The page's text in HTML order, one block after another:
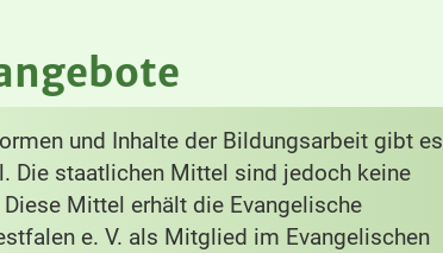
und Inhalte der Bildungsarbeit gibt es
Die staatlichen Mittel sind jedoch keine
Mittel erhält die Evangelische
e. V. als Mitglied im Evangelischen